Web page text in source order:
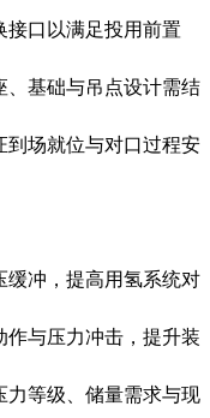
接口以满足投用前置
、基础与吊点设计需结
到场就位与对口过程安
缓冲，提高用氢系统对
与压力冲击，提升装
力等级、储量需求与现